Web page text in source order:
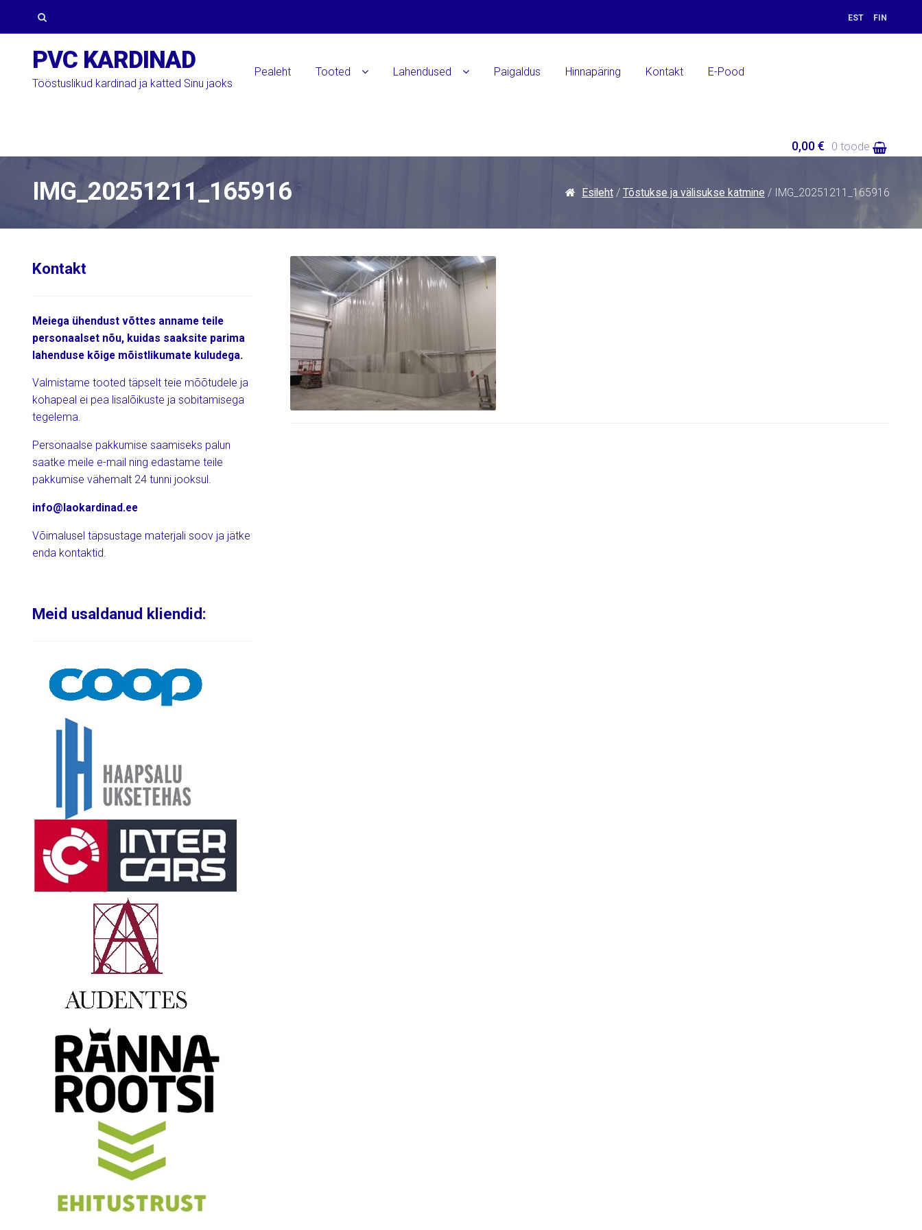
Skip
to
navigation
Skip
to
content
EST FIN
PVC KARDINAD
Tööstuslikud kardinad ja katted Sinu jaoks
Pealeht Tooted Lahendused Paigaldus Hinnapäring Kontakt E-Pood
0,00 € 0 toode
Esileht/ Tõstukse ja välisukse katmine / IMG_20251211_165916
IMG_20251211_165916
Kontakt
Meiega ühendust võttes anname teile
personaalset nõu, kuidas saaksite parima
lahenduse kõige mõistlikumate kuludega.
Valmistame tooted täpselt teie mõõtudele ja
kohapeal ei pea lisalõikuste ja sobitamisega
tegelema.
Personaalse pakkumise saamiseks palun
saatke meile e-mail ning edastame teile
pakkumise vähemalt 24 tunni jooksul.
info@laokardinad.ee
Võimalusel täpsustage materjali soov ja jätke
enda kontaktid.
Meid usaldanud kliendid: